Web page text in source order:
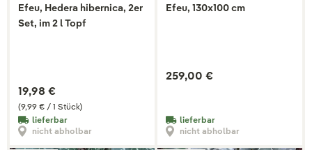
Efeu, Hedera hibernica, 2er
Set, im 2 l Topf
(9,99 € / 1 Stück)
19,98 €
lieferbar
nicht abholbar
Efeu, 130x100 cm
259,00 €
lieferbar
nicht abholbar